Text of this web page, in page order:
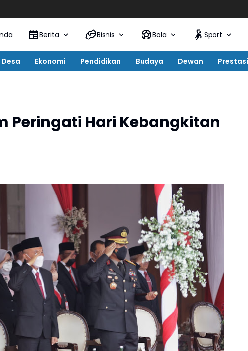
Berita Bisnis Bola Sport
Ekonomi Pendidikan Budaya Dewan Prestasi
Peringati Hari Kebangkitan